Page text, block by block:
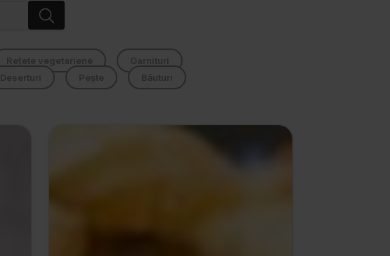
Rețete vegetariene
Garnituri
Deserturi Pește Băuturi